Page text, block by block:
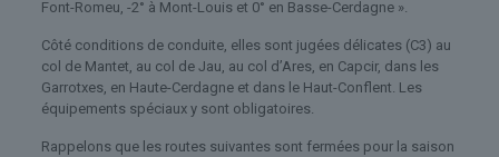
Font-Romeu, -2° à Mont-Louis et 0° en Basse-Cerdagne ».
Côté conditions de conduite, elles sont jugées délicates (C3) au
col de Mantet, au col de Jau, au col d’Ares, en Capcir, dans les
Garrotxes, en Haute-Cerdagne et dans le Haut-Conflent. Les
équipements spéciaux y sont obligatoires.
Rappelons que les routes suivantes sont fermées pour la saison